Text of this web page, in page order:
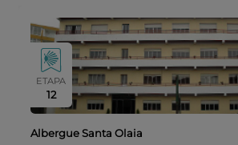
ETAPA
12
Albergue Santa Olaia